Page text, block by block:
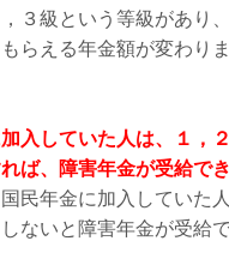
３級という等級があり
らえる年金額が変わりま
入していた人は、１，２
ば、障害年金が受給で
民年金に加入していた人
ないと障害年金が受給で